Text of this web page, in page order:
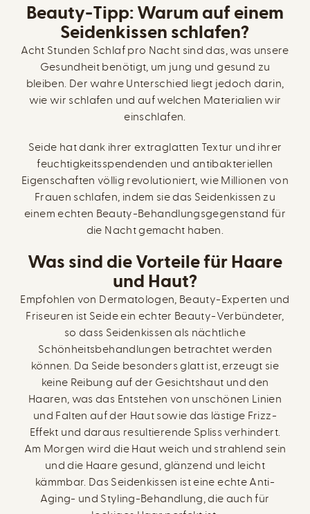
Beauty-Tipp: Warum auf einem
Seidenkissen schlafen?
Acht Stunden Schlaf pro Nacht sind das, was unsere
Gesundheit benötigt, um jung und gesund zu
bleiben. Der wahre Unterschied liegt jedoch darin,
wie wir schlafen und auf welchen Materialien wir
einschlafen.
Seide hat dank ihrer extraglatten Textur und ihrer
feuchtigkeitsspendenden und antibakteriellen
Eigenschaften völlig revolutioniert, wie Millionen von
Frauen schlafen, indem sie das Seidenkissen zu
einem echten Beauty-Behandlungsgegenstand für
die Nacht gemacht haben.
Was sind die Vorteile für Haare
und Haut?
Empfohlen von Dermatologen, Beauty-Experten und
Friseuren ist Seide ein echter Beauty-Verbündeter,
so dass Seidenkissen als nächtliche
Schönheitsbehandlungen betrachtet werden
können. Da Seide besonders glatt ist, erzeugt sie
keine Reibung auf der Gesichtshaut und den
Haaren, was das Entstehen von unschönen Linien
und Falten auf der Haut sowie das lästige Frizz-
Effekt und daraus resultierende Spliss verhindert.
Am Morgen wird die Haut weich und strahlend sein
und die Haare gesund, glänzend und leicht
kämmbar. Das Seidenkissen ist eine echte Anti-
Aging- und Styling-Behandlung, die auch für